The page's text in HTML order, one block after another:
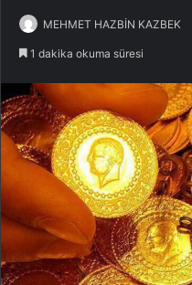
MEHMET HAZBİN KAZBEK
1 dakika okuma süresi